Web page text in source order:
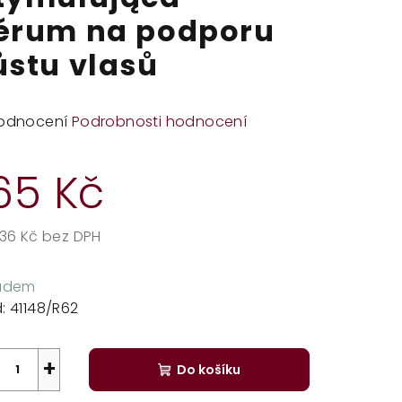
na podporu
vlasů
Podrobnosti hodnocení
Kč
Kč bez DPH
41148/R62
+ Do košíku